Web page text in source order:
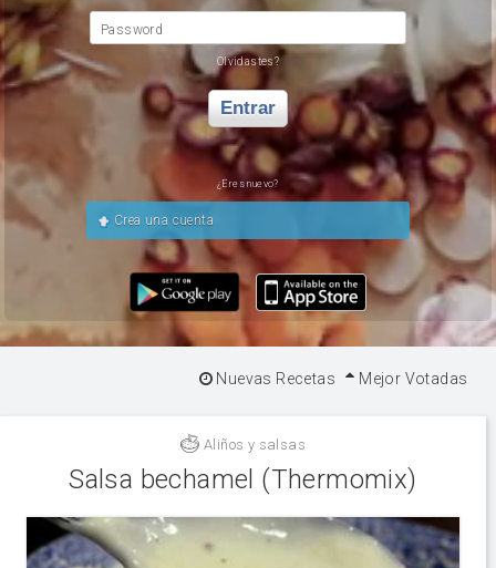
Password
Olvidastes?
Entrar
¿Eres nuevo?
Crea una cuenta
Nuevas Recetas Mejor Votadas
Aliños y salsas
Salsa bechamel (Thermomix)